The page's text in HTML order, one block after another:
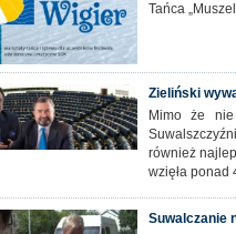
Tańca
Zieliński
Mimo że
również
wzięła ponad
Suwalczanie